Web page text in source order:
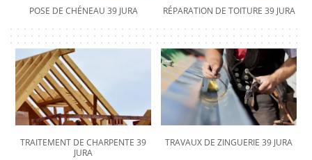
POSE DE CHÉNEAU 39 JURA RÉPARATION DE TOITURE 39 JURA
TRAITEMENT DE CHARPENTE 39
JURA
TRAVAUX DE ZINGUERIE 39 JURA